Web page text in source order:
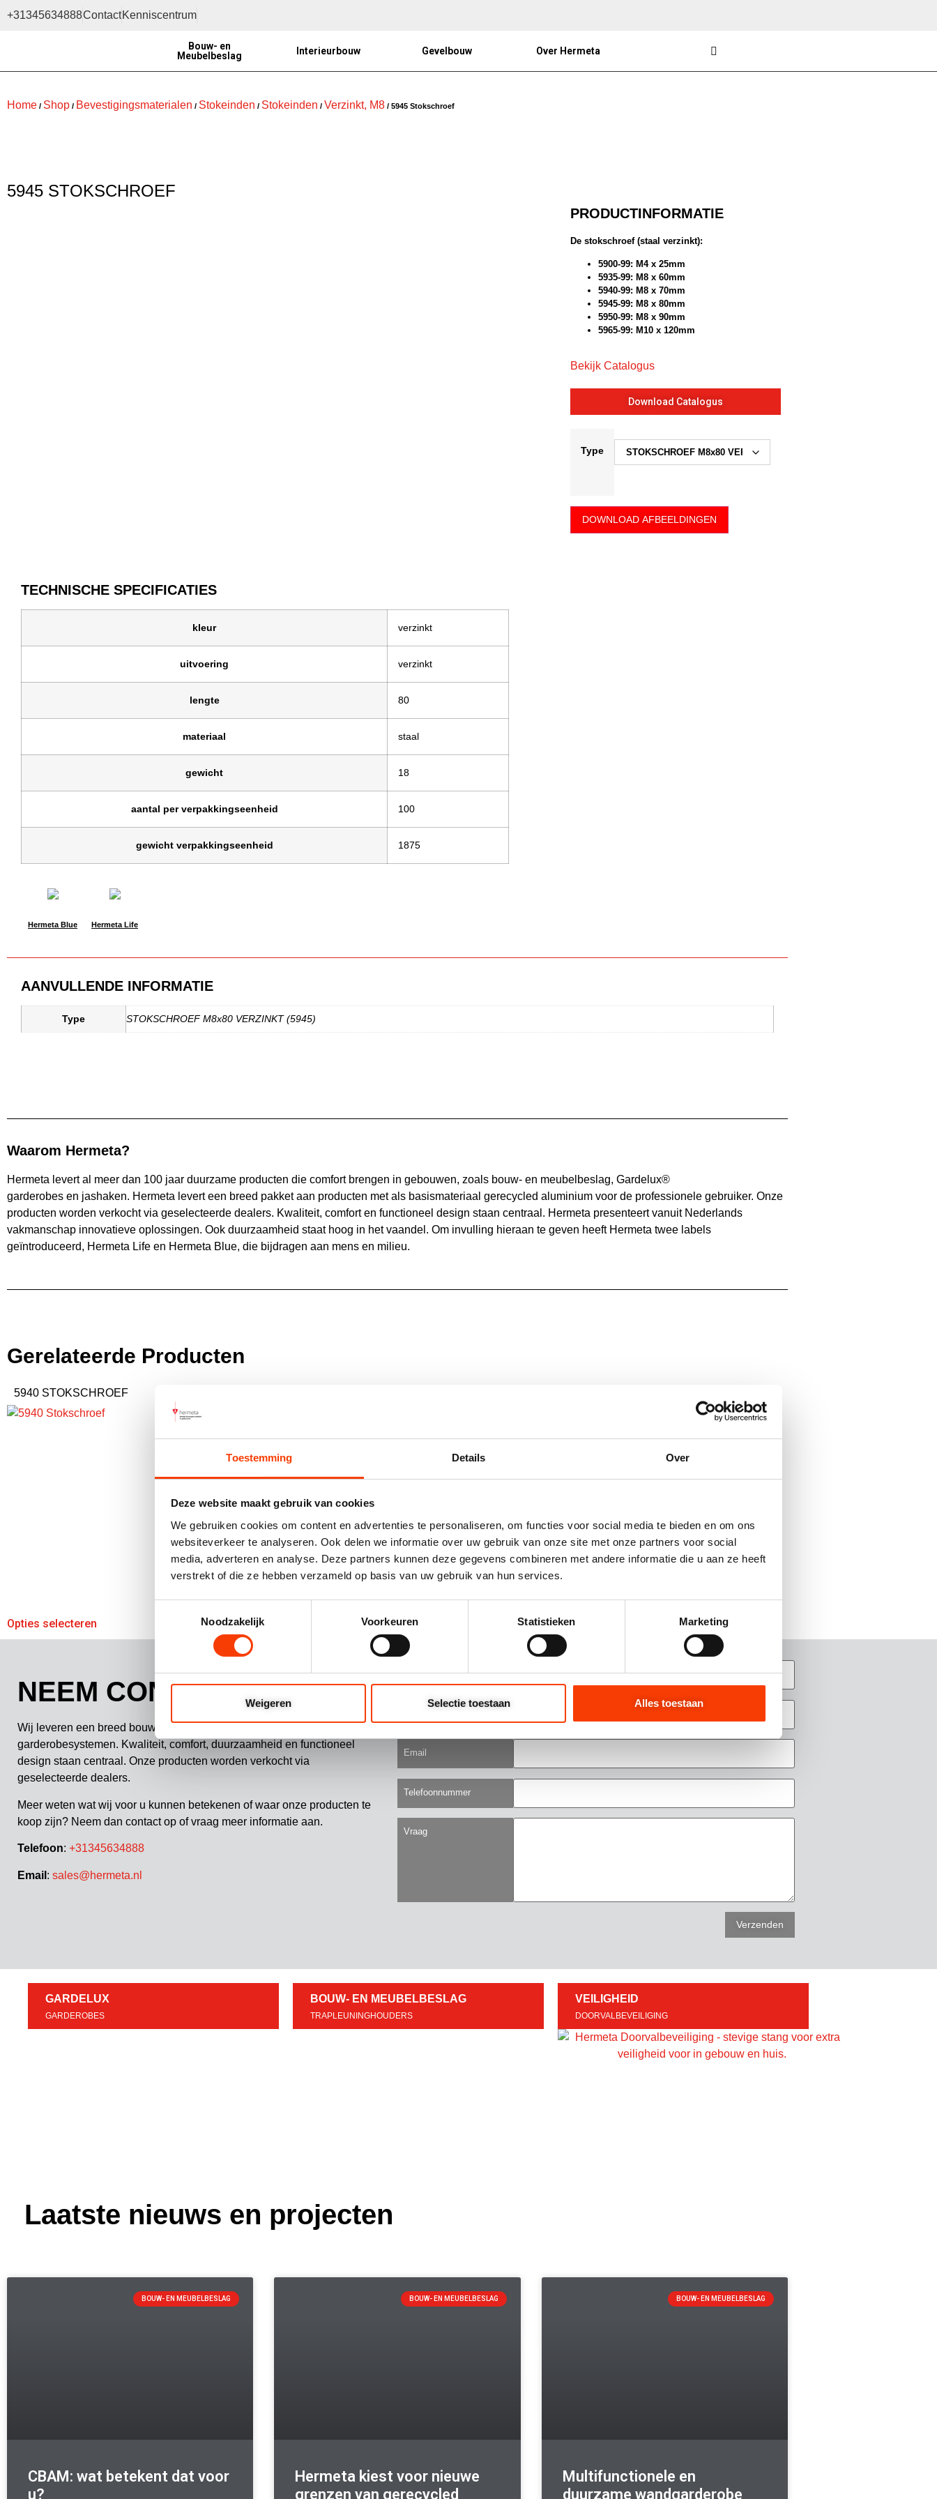
Toestemming Details Over
Deze website maakt gebruik van cookies
We gebruiken cookies om content en advertenties te personaliseren, om functies voor social media te bieden en om ons
websiteverkeer te analyseren. Ook delen we informatie over uw gebruik van onze site met onze partners voor social
media, adverteren en analyse. Deze partners kunnen deze gegevens combineren met andere informatie die u aan ze heeft
verstrekt of die ze hebben verzameld op basis van uw gebruik van hun services.
Noodzakelijk
Voorkeuren Statistieken Marketing
Weigeren Selectie toestaan Alles toestaan
+31345634888ContactKenniscentrum
Bouw- en
Meubelbeslag
Interieurbouw Gevelbouw Over Hermeta
Home / Shop / Bevestigingsmaterialen / Stokeinden / Stokeinden / Verzinkt, M8 / 5945 Stokschroef
5945 STOKSCHROEF
PRODUCTINFORMATIE
De stokschroef (staal verzinkt):
5900-99: M4 x 25mm
5935-99: M8 x 60mm
5940-99: M8 x 70mm
5945-99: M8 x 80mm
5950-99: M8 x 90mm
5965-99: M10 x 120mm
Bekijk Catalogus
Download Catalogus
Type
DOWNLOAD AFBEELDINGEN
TECHNISCHE SPECIFICATIES
kleur verzinkt
uitvoering verzinkt
lengte 80
materiaal staal
gewicht 18
aantal per verpakkingseenheid 100
gewicht verpakkingseenheid 1875
Hermeta Blue Hermeta Life
AANVULLENDE INFORMATIE
Type STOKSCHROEF M8x80 VERZINKT (5945)
Waarom Hermeta?
Hermeta levert al meer dan 100 jaar duurzame producten die comfort brengen in gebouwen, zoals bouw- en meubelbeslag, Gardelux®
garderobes en jashaken. Hermeta levert een breed pakket aan producten met als basismateriaal gerecycled aluminium voor de professionele gebruiker. Onze
producten worden verkocht via geselecteerde dealers. Kwaliteit, comfort en functioneel design staan centraal. Hermeta presenteert vanuit Nederlands
vakmanschap innovatieve oplossingen. Ook duurzaamheid staat hoog in het vaandel. Om invulling hieraan te geven heeft Hermeta twee labels
geïntroduceerd, Hermeta Life en Hermeta Blue, die bijdragen aan mens en milieu.
Gerelateerde Producten
5940 STOKSCHROEF
Opties selecteren Opties selecteren Opties selecteren Opties selecteren
NEEM CONTACT OP
Wij leveren een breed bouw- en meubelbeslag en Gardelux ®
garderobesystemen. Kwaliteit, comfort, duurzaamheid en functioneel
design staan centraal. Onze producten worden verkocht via
geselecteerde dealers.
Meer weten wat wij voor u kunnen betekenen of waar onze producten te
koop zijn? Neem dan contact op of vraag meer informatie aan.
Telefoon: +31345634888
Email : sales@hermeta.nl
Uw naam
Email
Telefoonnummer
Vraag
GARDELUX
GARDEROBES
BOUW- EN MEUBELBESLAG
TRAPLEUNINGHOUDERS
VEILIGHEID
DOORVALBEVEILIGING
Laatste nieuws en projecten
BOUW- EN MEUBELBESLAG
CBAM: wat betekent dat voor
u?
BOUW- EN MEUBELBESLAG
Hermeta kiest voor nieuwe
grenzen van gerecycled
BOUW- EN MEUBELBESLAG
Multifunctionele en
duurzame wandgarderobe